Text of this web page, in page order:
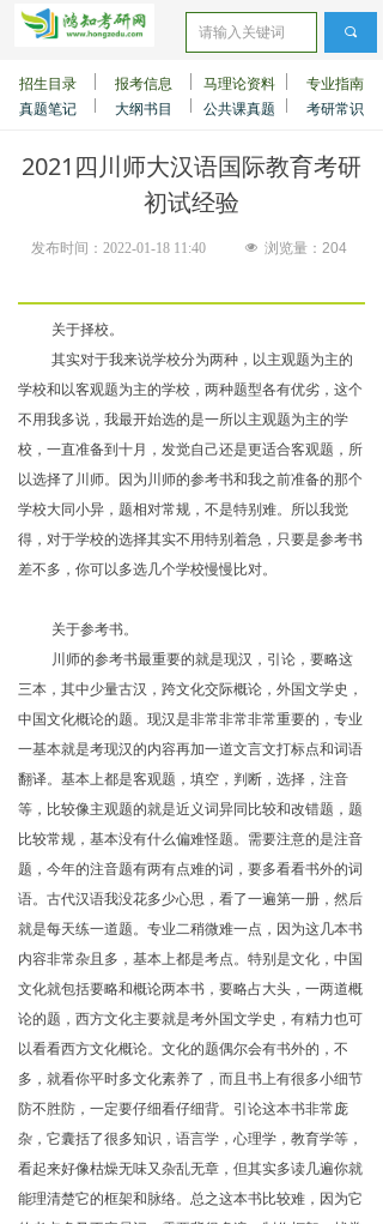
真题笔记 大纲书目 公共课真题 考研常识
招生目录 报考信息 马理论资料 专业指南
끠
发布时间： 2022-01-18 11:40
关于择校。
其实对于我来说学校分为两种，以主观题为主的
学校和以客观题为主的学校，两种题型各有优劣，这个
不用我多说，我最开始选的是一所以主观题为主的学
校，一直准备到十月，发觉自己还是更适合客观题，所
以选择了川师。因为川师的参考书和我之前准备的那个
学校大同小异，题相对常规，不是特别难。所以我觉
得，对于学校的选择其实不用特别着急，只要是参考书
差不多，你可以多选几个学校慢慢比对。
关于参考书。
川师的参考书最重要的就是现汉，引论，要略这
三本，其中少量古汉，跨文化交际概论，外国文学史，
中国文化概论的题。现汉是非常非常非常重要的，专业
一基本就是考现汉的内容再加一道文言文打标点和词语
翻译。基本上都是客观题，填空，判断，选择，注音
等，比较像主观题的就是近义词异同比较和改错题，题
比较常规，基本没有什么偏难怪题。需要注意的是注音
题，今年的注音题有两有点难的词，要多看看书外的词
语。古代汉语我没花多少心思，看了一遍第一册，然后
就是每天练一道题。专业二稍微难一点，因为这几本书
内容非常杂且多，基本上都是考点。特别是文化，中国
文化就包括要略和概论两本书，要略占大头，一两道概
论的题，西方文化主要就是考外国文学史，有精力也可
以看看西方文化概论。文化的题偶尔会有书外的，不
多，就看你平时多文化素养了，而且书上有很多小细节
防不胜防，一定要仔细看仔细背。引论这本书非常庞
杂，它囊括了很多知识，语言学，心理学，教育学等，
看起来好像枯燥无味又杂乱无章，但其实多读几遍你就
能理清楚它的框架和脉络。总之这本书比较难，因为它
2021四川师大汉语国际教育考研
初试经验
넶 浏览量： 204